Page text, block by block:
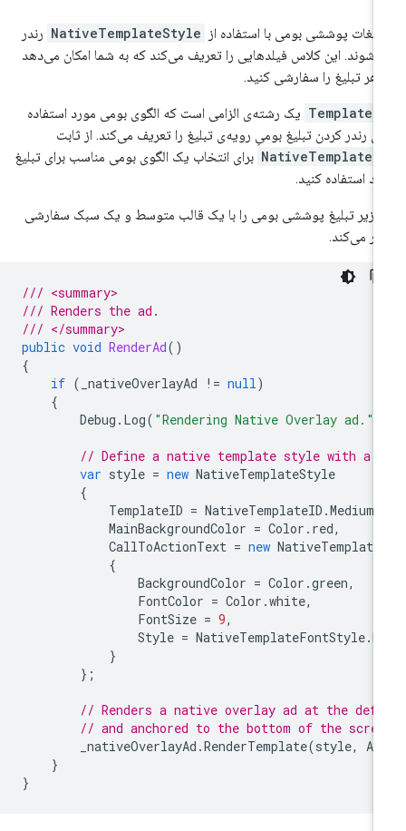
پوششی بومی با استفاده از NativeTemplateStyle رندر
این کلاس فیلدهایی را تعریف می‌کند که به شما امکان می‌دهد
تبلیغ را سفارشی کنید.
یک رشته‌ی الزامی است که الگوی بومی مورد استفاده
رندر کردن تبلیغ بومیِ رویه‌ی تبلیغ را تعریف می‌کند. از ثابت
برای انتخاب یک الگوی بومی مناسب برای تبلیغ
استفاده کنید.
زیر تبلیغ پوششی بومی را با یک قالب متوسط ​​و یک سبک سفارشی
می‌کند.
/// <summary>
/// Renders the ad.
/// </summary>
public void RenderAd
if
(_nativeOverlayAd != null
Debug.Log("Rendering Native Overlay ad."
// Define a native template style with a
var style = new NativeTemplateStyle
TemplateID
= NativeTemplateID.Medium
MainBackgroundColor
= Color.red
CallToActionText
= new
BackgroundColor
= Color.green
FontColor
= Color.white
FontSize
=
Style
= NativeTemplateFontStyle
// Renders a native overlay ad at the
// and anchored to the bottom of the
_nativeOverlayAd.RenderTemplate(style